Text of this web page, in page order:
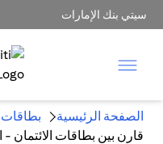
سيتي بنك الإمارات
الصفحة الرئيسية
بطاقات
قارن بين بطاقات